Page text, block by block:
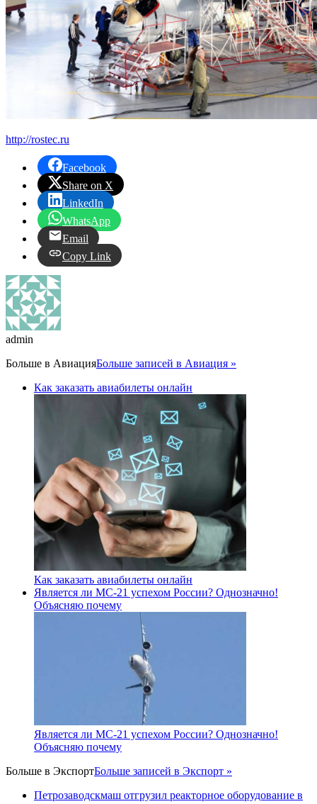
http://rostec.ru
Facebook
Share on X
LinkedIn
WhatsApp
Email
Copy Link
admin
Больше в АвиацияБольше записей в Авиация »
Как заказать авиабилеты онлайн
Как заказать авиабилеты онлайн
Является ли МС-21 успехом России? Однозначно!
Объясняю почему
Является ли МС-21 успехом России? Однозначно!
Объясняю почему
Больше в ЭкспортБольше записей в Экспорт »
Петрозаводскмаш отгрузил реакторное оборудование в